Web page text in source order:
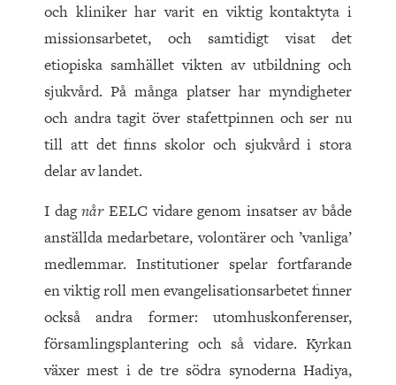
och kliniker har varit en viktig kontaktyta i
missionsarbetet, och samtidigt visat det
etiopiska samhället vikten av utbildning och
sjukvård. På många platser har myndigheter
och andra tagit över stafettpinnen och ser nu
till att det finns skolor och sjukvård i stora
delar av landet.
I dagnår EELC vidare genom insatser av både
anställda medarbetare, volontärer och ’vanliga’
medlemmar. Institutioner spelar fortfarande
en viktig roll men evangelisationsarbetet finner
också andra former: utomhuskonferenser,
församlingsplantering och så vidare. Kyrkan
växer mest i de tre södra synoderna Hadiya,